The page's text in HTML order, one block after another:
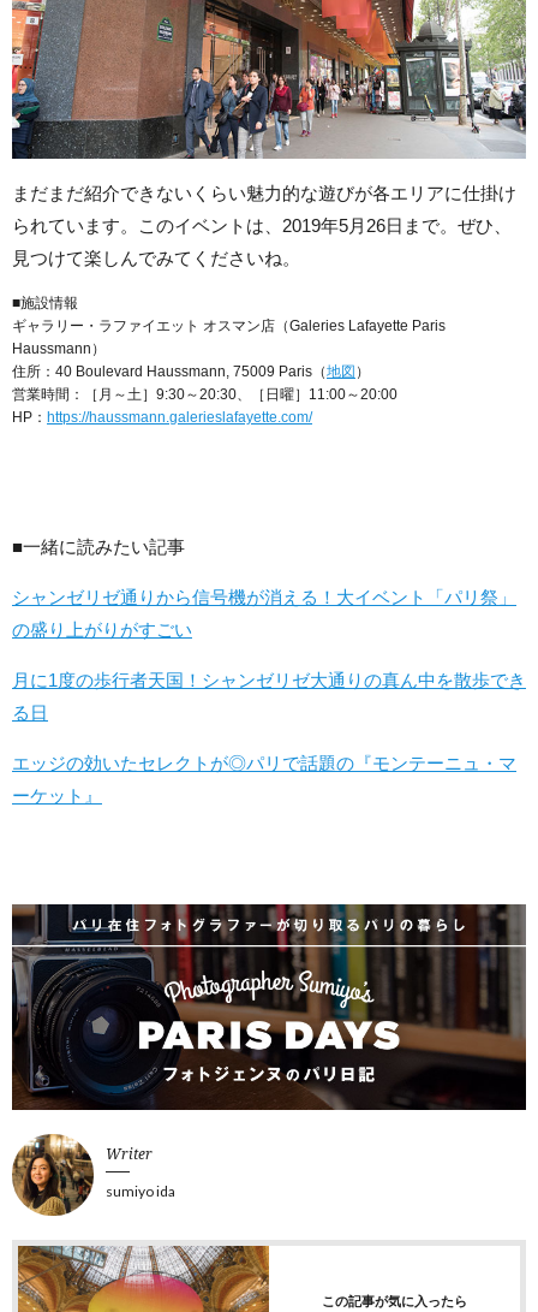
まだまだ紹介できないくらい魅力的な遊びが各エリアに仕掛け
られています。このイベントは、2019年5月26日まで。ぜひ、
見つけて楽しんでみてくださいね。
■施設情報
ギャラリー・ラファイエット オスマン店（Galeries Lafayette Paris
Haussmann）
住所：40 Boulevard Haussmann, 75009 Paris（地図 ）
営業時間：［月～土］9:30～20:30、［日曜］11:00～20:00
HP： https://haussmann.galerieslafayette.com/
■一緒に読みたい記事
シャンゼリゼ通りから信号機が消える！大イベント「パリ祭」
の盛り上がりがすごい
月に1度の歩行者天国！シャンゼリゼ大通りの真ん中を散歩でき
る日
エッジの効いたセレクトが◎パリで話題の『モンテーニュ・マ
ーケット』
Writer
sumiyo ida
この記事が気に入ったら